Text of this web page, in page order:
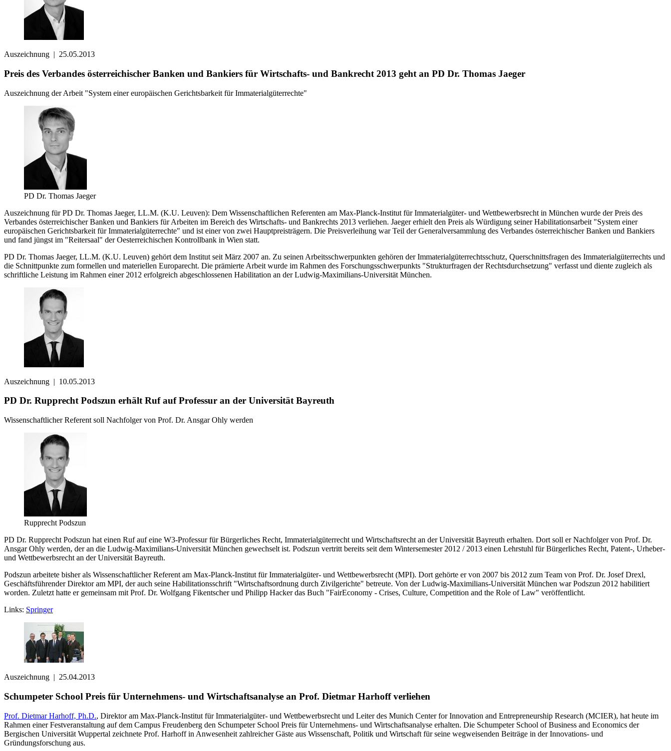
Auszeichnung | 25.05.2013
Preis des Verbandes österreichischer Banken und Bankiers für Wirtschafts- und Bankrecht 2013 geht an PD Dr. Thomas Jaeger
Auszeichnung der Arbeit "System einer europäischen Gerichtsbarkeit für Immaterialgüterrechte"
PD Dr. Thomas Jaeger
Auszeichnung für PD Dr. Thomas Jaeger, LL.M. (K.U. Leuven): Dem Wissenschaftlichen Referenten am Max-Planck-Institut für Immaterialgüter- und Wettbewerbsrecht in München wurde der Preis des
Verbandes österreichischer Banken und Bankiers für Arbeiten im Bereich des Wirtschafts- und Bankrechts 2013 verliehen. Jaeger erhielt den Preis als Würdigung seiner Habilitationsarbeit "System einer
europäischen Gerichtsbarkeit für Immaterialgüterrechte" und ist einer von zwei Hauptpreisträgern. Die Preisverleihung war Teil der Generalversammlung des Verbandes österreichischer Banken und Bankiers
und fand jüngst im "Reitersaal" der Oesterreichischen Kontrollbank in Wien statt.
PD Dr. Thomas Jaeger, LL.M. (K.U. Leuven) gehört dem Institut seit März 2007 an. Zu seinen Arbeitsschwerpunkten gehören der Immaterialgüterrechtsschutz, Querschnittsfragen des Immaterialgüterrechts und
die Schnittpunkte zum formellen und materiellen Europarecht. Die prämierte Arbeit wurde im Rahmen des Forschungsschwerpunkts "Strukturfragen der Rechtsdurchsetzung" verfasst und diente zugleich als
schriftliche Leistung im Rahmen einer 2012 erfolgreich abgeschlossenen Habilitation an der Ludwig-Maximilians-Universität München.
Auszeichnung | 10.05.2013
PD Dr. Rupprecht Podszun erhält Ruf auf Professur an der Universität Bayreuth
Wissenschaftlicher Referent soll Nachfolger von Prof. Dr. Ansgar Ohly werden
Rupprecht Podszun
PD Dr. Rupprecht Podszun hat einen Ruf auf eine W3-Professur für Bürgerliches Recht, Immaterialgüterrecht und Wirtschaftsrecht an der Universität Bayreuth erhalten. Dort soll er Nachfolger von Prof. Dr.
Ansgar Ohly werden, der an die Ludwig-Maximilians-Universität München gewechselt ist. Podszun vertritt bereits seit dem Wintersemester 2012 / 2013 einen Lehrstuhl für Bürgerliches Recht, Patent-, Urheber-
und Wettbewerbsrecht an der Universität Bayreuth.
Podszun arbeitete bisher als Wissenschaftlicher Referent am Max-Planck-Institut für Immaterialgüter- und Wettbewerbsrecht (MPI). Dort gehörte er von 2007 bis 2012 zum Team von Prof. Dr. Josef Drexl,
Geschäftsführender Direktor am MPI, der auch seine Habilitationsschrift "Wirtschaftsordnung durch Zivilgerichte" betreute. Von der Ludwig-Maximilians-Universität München war Podszun 2012 habilitiert
worden. Zuletzt hatte er gemeinsam mit Prof. Dr. Wolfgang Fikentscher und Philipp Hacker das Buch "FairEconomy - Crises, Culture, Competition and the Role of Law" veröffentlicht.
Links: Springer
Auszeichnung | 25.04.2013
Schumpeter School Preis für Unternehmens- und Wirtschaftsanalyse an Prof. Dietmar Harhoff verliehen
Prof. Dietmar Harhoff, Ph.D., Direktor am Max-Planck-Institut für Immaterialgüter- und Wettbewerbsrecht und Leiter des Munich Center for Innovation and Entrepreneurship Research (MCIER), hat heute im
Rahmen einer Festveranstaltung auf dem Campus Freudenberg den Schumpeter School Preis für Unternehmens- und Wirtschaftsanalyse erhalten. Die Schumpeter School of Business and Economics der
Bergischen Universität Wuppertal zeichnete Prof. Harhoff in Anwesenheit zahlreicher Gäste aus Wissenschaft, Politik und Wirtschaft für seine wegweisenden Beiträge in der Innovations- und
Gründungsforschung aus.